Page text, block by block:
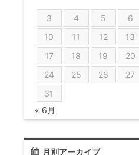
3
4 5 6
10
11 12 13
17
18 19 20
24
25 26 27
31
« 6月
月別アーカイブ